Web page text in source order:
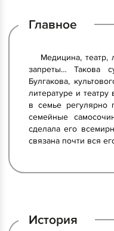
Главное
Медицина, театр,
запреты… Такова
Булгакова,
литературе и
в семье регулярно
семейные
сделала его
связана почти вся
История